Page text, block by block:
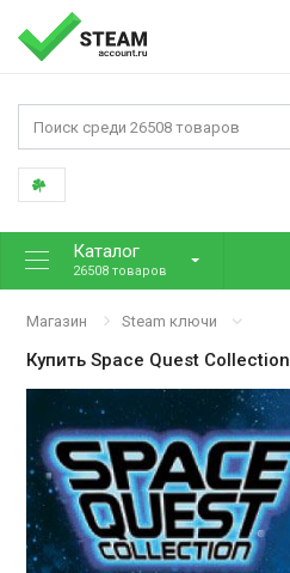
Каталог
26508 товаров
Магазин Steam ключи
КупитьSpace Quest Collection